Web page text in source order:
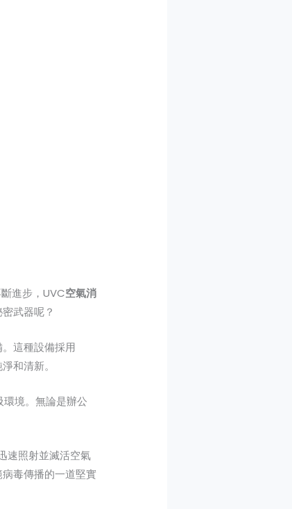
進步，UVC空氣消
武器呢？
這種設備採用
和清新。
環境。無論是辦公
速照射並滅活空氣
毒傳播的一道堅實